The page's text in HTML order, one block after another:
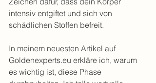
intensiv entgiftet und sich von
schädlichen Stoffen befreit.
In meinem neuesten Artikel auf
Goldenexperts.eu erkläre ich, warum
es wichtig ist, diese Phase